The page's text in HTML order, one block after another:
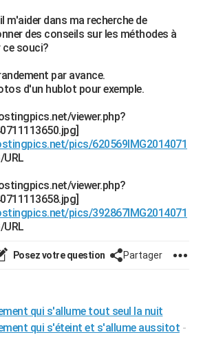
m'aider dans ma recherche de
des conseils sur les méthodes à
ce souci?
par avance.
d'un hublot pour exemple.
viewer.php?
pics/620569IMG2014071
URL
viewer.php?
pics/392867IMG2014071
URL
Posez votre question Partager
qui s'allume tout seul la nuit
qui s'éteint et s'allume aussitot -